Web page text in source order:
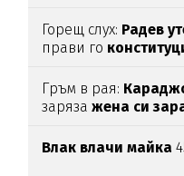
Горещ слух: Радев
прави го
Гръм в рая:
зарязажена си
Влак влачи майка